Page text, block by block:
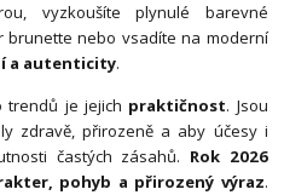
vyzkoušíte plynulé barevné
brunette nebo vsadíte na moderní
a autenticity.
trendů je jejich praktičnost. Jsou
zdravě, přirozeně a aby účesy i
častých zásahů. Rok 2026
pohyb a přirozený výraz.